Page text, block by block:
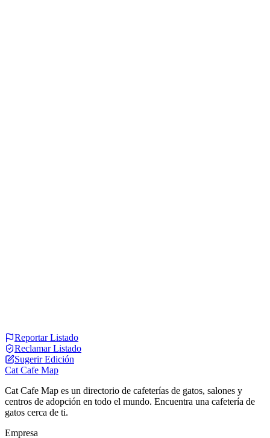
Reportar Listado
Reclamar Listado
Sugerir Edición
Cat Cafe Map
Cat Cafe Map es un directorio de cafeterías de gatos, salones y
centros de adopción en todo el mundo. Encuentra una cafetería de
gatos cerca de ti.
Empresa